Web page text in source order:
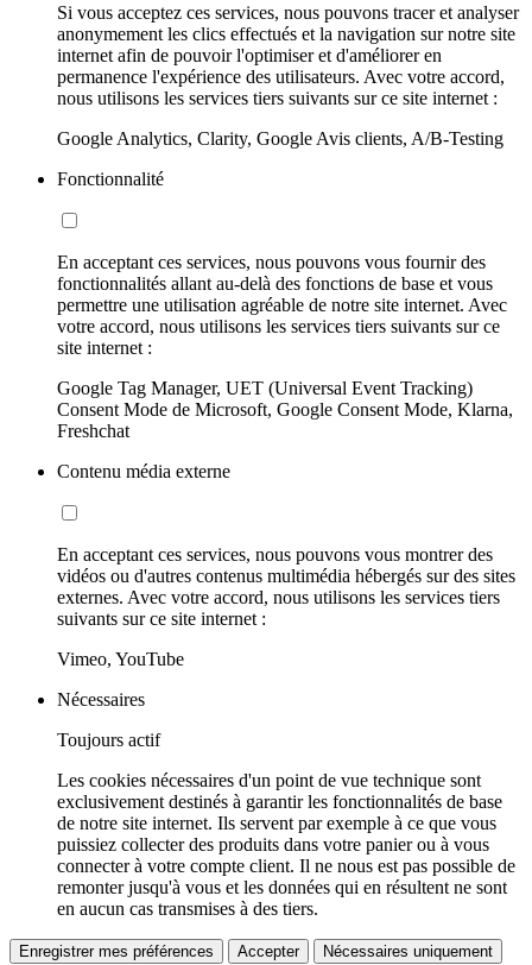
Si vous acceptez ces services, nous pouvons tracer et analyser
anonymement les clics effectués et la navigation sur notre site
internet afin de pouvoir l'optimiser et d'améliorer en
permanence l'expérience des utilisateurs. Avec votre accord,
nous utilisons les services tiers suivants sur ce site internet :
Google Analytics, Clarity, Google Avis clients, A/B-Testing
Fonctionnalité
En acceptant ces services, nous pouvons vous fournir des
fonctionnalités allant au-delà des fonctions de base et vous
permettre une utilisation agréable de notre site internet. Avec
votre accord, nous utilisons les services tiers suivants sur ce
site internet :
Google Tag Manager, UET (Universal Event Tracking)
Consent Mode de Microsoft, Google Consent Mode, Klarna,
Freshchat
Contenu média externe
En acceptant ces services, nous pouvons vous montrer des
vidéos ou d'autres contenus multimédia hébergés sur des sites
externes. Avec votre accord, nous utilisons les services tiers
suivants sur ce site internet :
Vimeo, YouTube
Nécessaires
Toujours actif
Les cookies nécessaires d'un point de vue technique sont
exclusivement destinés à garantir les fonctionnalités de base
de notre site internet. Ils servent par exemple à ce que vous
puissiez collecter des produits dans votre panier ou à vous
connecter à votre compte client. Il ne nous est pas possible de
remonter jusqu'à vous et les données qui en résultent ne sont
en aucun cas transmises à des tiers.
Enregistrer mes préférences Accepter Nécessaires uniquement